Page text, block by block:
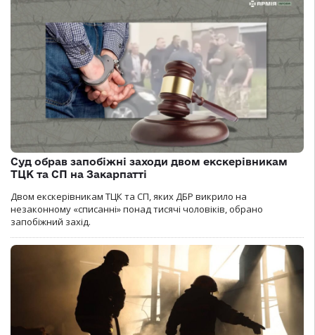
Суд обрав запобіжні заходи двом екскерівникам
ТЦК та СП на Закарпатті
Двом екскерівникам ТЦК та СП, яких ДБР викрило на
незаконному «списанні» понад тисячі чоловіків, обрано
запобіжний захід.